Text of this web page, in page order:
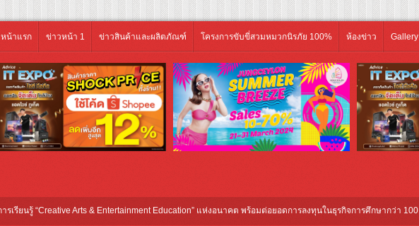
หน้าแรก ข่าวหน้า 1 ข่าวสินค้าและผลิตภัณฑ์ โครงการขับขี่สวมหมวกนิรภัย 100% ห้องข่าว Gallery
Arts & Entertainment Education” แห่งอนาคต พร้อมต่อยอดการลงทุนในธุรกิจการศึกษากว่า 100 ล้านบาท